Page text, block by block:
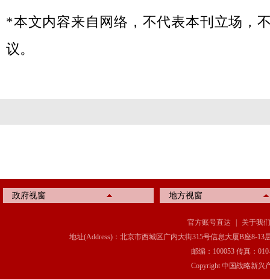
*本文内容来自网络，不代表本刊立场，
议。
政府视窗 地方视窗
官方账号直达
关于我们
地址(Address)：北京市西城区广内大街315号信息大厦B座8-13
邮编：100053 传真：
Copyright 中国战略新兴